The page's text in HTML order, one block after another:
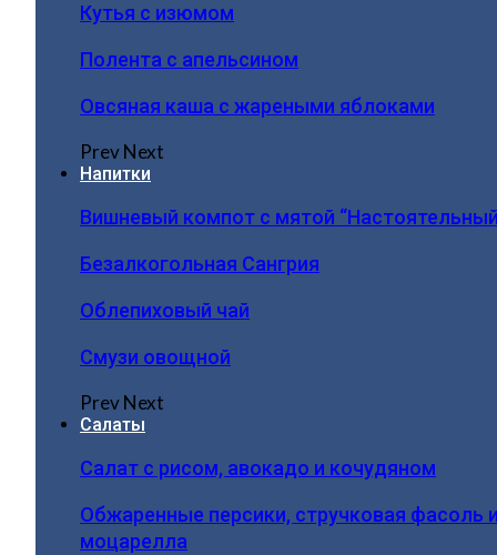
Кутья с изюмом
Полента с апельсином
Овсяная каша с жареными яблоками
PrevNext
Напитки
Вишневый компот с мятой
Безалкогольная Сангрия
Облепиховый чай
Смузи овощной
PrevNext
Салаты
Салат с рисом, авокадо и кочудяном
Обжаренные персики, стручковая фасоль
моцарелла